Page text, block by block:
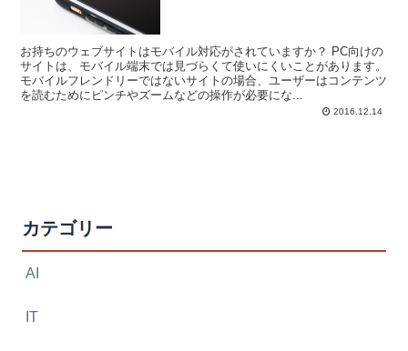
お持ちのウェブサイトはモバイル対応がされていますか？ PC向けの
サイトは、モバイル端末では見づらくて使いにくいことがあります。
モバイルフレンドリーではないサイトの場合、ユーザーはコンテンツ
を読むためにピンチやズームなどの操作が必要にな...
2016.12.14
カテゴリー
AI
IT